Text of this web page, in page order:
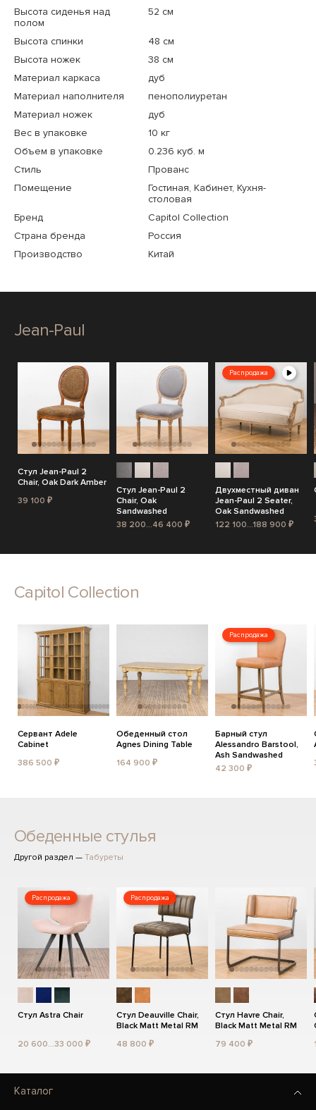
Высота сиденья над
полом
52 см
Высота спинки
48 см
Высота ножек
38 см
Материал каркаса
дуб
Материал наполнителя
пенополиуретан
Материал ножек
дуб
Вес в упаковке
10 кг
Объем в упаковке
0.236 куб. м
Стиль
Прованс
Помещение
Гостиная, Кабинет, Кухня-
столовая
Бренд
Capitol Collection
Страна бренда
Россия
Производство
Китай
Jean-Paul
Стул Jean-Paul 2
Chair, Oak Dark Amber
39 100 ₽
Стул Jean-Paul 2
Chair, Oak
Sandwashed
38 200...46 400 ₽
Распродажа
Двухместный диван
Jean-Paul 2 Seater,
Oak Sandwashed
122 100...188 900 ₽
Capitol Collection
Сервант Adele
Cabinet
386 500 ₽
Обеденный стол
Agnes Dining Table
164 900 ₽
Распродажа
Барный стул
Alessandro Barstool,
Ash Sandwashed
42 300 ₽
Обеденные стулья
Другой раздел — Табуреты
Распродажа
Стул Astra Chair
20 600...33 000 ₽
Распродажа
Стул Deauville Chair,
Black Matt Metal RM
48 800 ₽
Стул Havre Chair,
Black Matt Metal RM
79 400 ₽
Каталог